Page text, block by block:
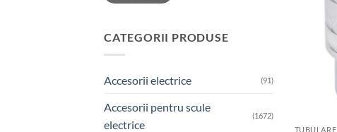
CATEGORII PRODUSE
Accesorii electrice (91)
Accesorii pentru scule
electrice
(1672)